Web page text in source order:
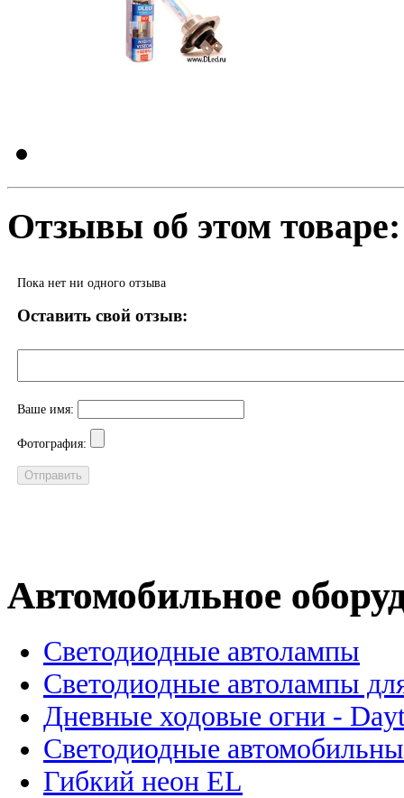
Отзывы об этом товаре:
Пока нет ни одного отзыва
Оставить свой отзыв:
Ваше имя:
Фотография:
Автомобильное
Светодиодные автолампы
Светодиодные автолампы
Дневные ходовые огни -
Светодиодные
Гибкий неон EL